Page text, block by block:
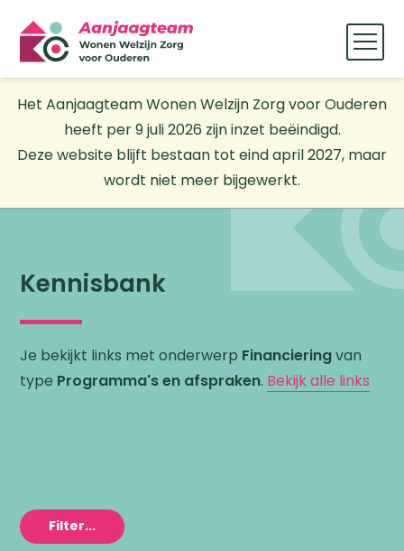
Het Aanjaagteam Wonen Welzijn Zorg voor Ouderen
heeft per 9 juli 2026 zijn inzet beëindigd.
Deze website blijft bestaan tot eind april 2027, maar
wordt niet meer bijgewerkt.
Kennisbank
Je bekijkt links met onderwerp Financieringvan
type Programma's en afspraken. Bekijk alle links
Filter...